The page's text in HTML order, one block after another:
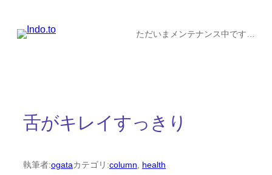
ただいまメンテナンス中です…
舌がキレイすっきり
執筆者:ogataカテゴリ:column, health